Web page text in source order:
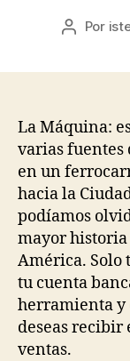
Autor
Por
La Máquina:
varias fuentes
en un
hacia la
podíamos
mayor historia
América. Solo
tu cuenta
herramienta y
deseas recibir
ventas.